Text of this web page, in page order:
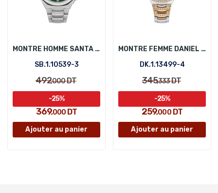
MONTRE HOMME SANTA BARBARA POLO SB.1.10539-3
SB.1.10539-3
492,000DT
369,000 DT
-25%
Ajouter au panier
MONTRE FEMME DANIEL KLEIN DK.1.13499-4
DK.1.13499-4
345,333DT
259,000DT
-25%
Ajouter au panier